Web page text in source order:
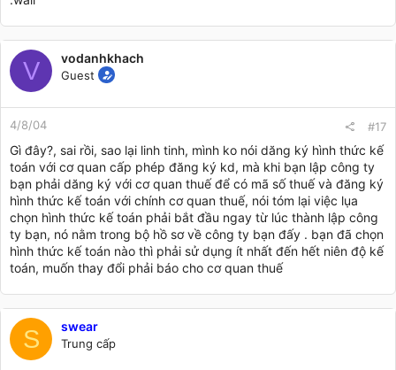
V vodanhkhach
Guest
4/8/04 #17
Gì đây?, sai rồi, sao lại linh tinh, mình ko nói dăng ký hình thức kế
toán với cơ quan cấp phép đăng ký kd, mà khi bạn lập công ty
bạn phải dăng ký với cơ quan thuế để có mã số thuế và đăng ký
hình thức kế toán với chính cơ quan thuế, nói tóm lại việc lụa
chọn hình thức kế toán phải bắt đầu ngay từ lúc thành lập công
ty bạn, nó nằm trong bộ hồ sơ về công ty bạn đấy . bạn đã chọn
hình thức kế toán nào thì phải sử dụng ít nhất đến hết niên độ kế
toán, muốn thay đổi phải báo cho cơ quan thuế
S swear
Trung cấp